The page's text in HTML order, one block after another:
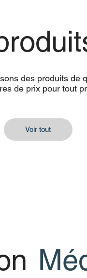
Red crushed chili
pepper spice
Margarine
des produits de
de prix pour tout
Voir tout